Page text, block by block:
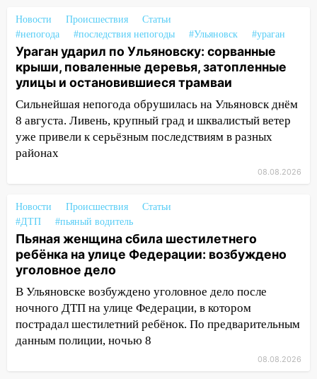
13:49
Стихия продолжает крушить
Ульяновск: дерево рухнуло на дом на
Орджоникидзе
13:47 На Нижней Террасе мощным
ветром вырвало дерево с корнем
13:46 Сильный ветер сорвал крышу с
СТО на проспекте Созидателей
13:35
13:22
Упавшие деревья перекрыли
дороги в Ульяновске: фото
13:17 Непогода в Ульяновске не
закончится сегодня: сильные ливни
сохранятся 9 августа
13:15 Трижды «брал в долг» без спроса:
житель Вешкаймского района похитил у
знакомого 191 тысячу рублей
Новости Происшествия
Статьи
#непогода
#последствия непогоды #Ульяновск #ураган
Ураган ударил по Ульяновску: сорванные
крыши, поваленные деревья, затопленные
улицы и остановившиеся трамваи
Сильнейшая непогода обрушилась на Ульяновск днём
8 августа. Ливень, крупный град и шквалистый ветер
уже привели к серьёзным последствиям в разных
районах
08.08.2026
Новости Происшествия
Статьи
#ДТП
#пьяный водитель
Пьяная женщина сбила шестилетнего
ребёнка на улице Федерации: возбуждено
уголовное дело
В Ульяновске возбуждено уголовное дело после
ночного ДТП на улице Федерации, в котором
пострадал шестилетний ребёнок. По предварительным
данным полиции, ночью 8
08.08.2026